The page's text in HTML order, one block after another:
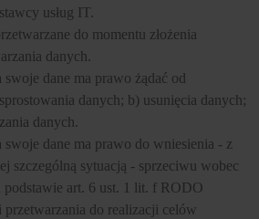
usług IT.
do momentu złożenia
danych.
swoje dane ma prawo żądać od
danych; b) usunięcia danych;
danych.
swoje dane ma prawo do wniesienia - z
szczególną sytuacją - sprzeciwu wobec
podstawie art. 6 ust. 1 lit. f RODO
przetwarzania do realizacji celów